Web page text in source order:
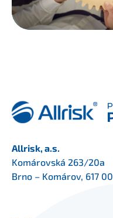
Allrisk, a.s.
Komárovská 263/20a
Brno – Komárov, 617 00